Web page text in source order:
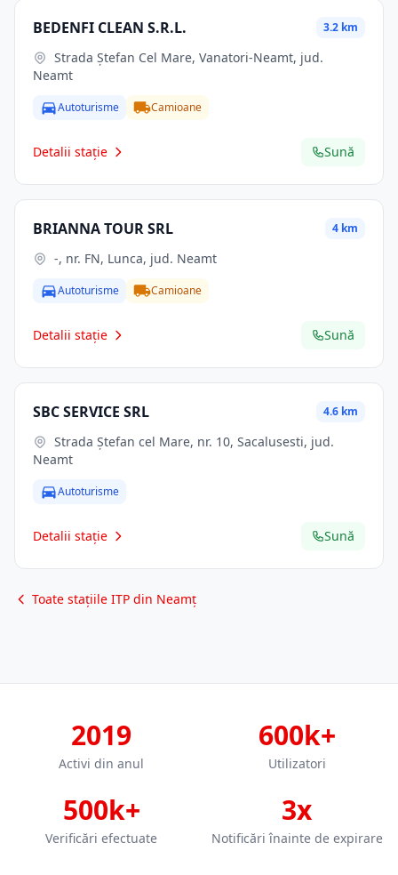
BEDENFI CLEAN S.R.L. 3.2 km
Neamt
Autoturisme Camioane
Detalii stație Sună
BRIANNA TOUR SRL 4 km
-, nr. FN, Lunca, jud. Neamt
Autoturisme Camioane
Detalii stație Sună
SBC SERVICE SRL 4.6 km
Neamt
Autoturisme
Detalii stație Sună
Toate stațiile ITP din Neamț
2019
Activi din anul
600k+
Utilizatori
500k+
Verificări efectuate
3x
Notificări înainte de expirare